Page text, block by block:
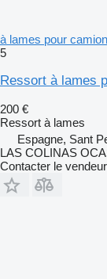
à lames pour
5
Ressort à lames
200 €
Ressort à lames
Espagne, Sant
LAS COLINAS
Contacter le vendeur